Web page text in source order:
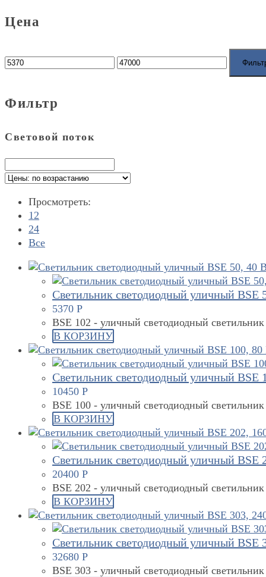
Цена
Фильтр
Световой поток
Просмотреть:
12
24
Все
Светильник светодиодный уличный BSE
5370 Р
BSE 102 - уличный светодиодный
В КОРЗИНУ
Светильник светодиодный уличный BSE
10450 Р
BSE 100 - уличный светодиодный
В КОРЗИНУ
Светильник светодиодный уличный BSE
20400 Р
BSE 202 - уличный светодиодный светильник
В КОРЗИНУ
Светильник светодиодный уличный BSE
32680 Р
BSE 303 - уличный светодиодный